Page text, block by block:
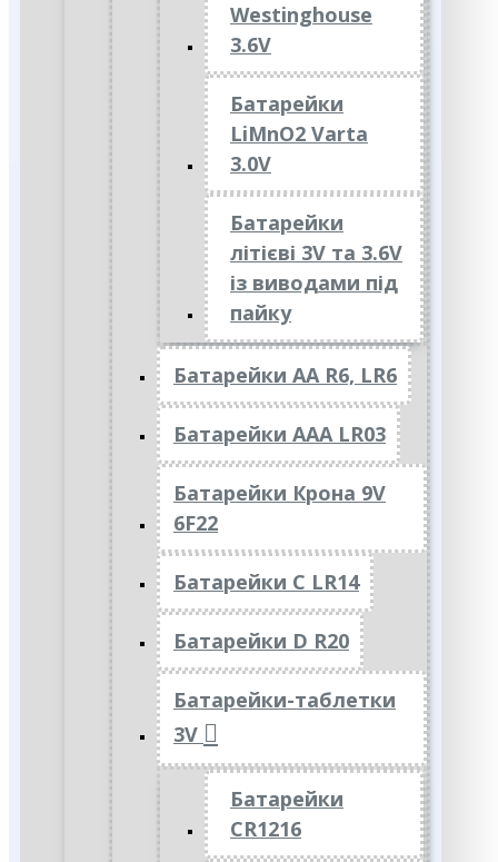
Westinghouse
3.6V
Батарейки
LiMnO2 Varta
3.0V
Батарейки
літієві 3V та 3.6V
із виводами під
пайку
Батарейки АА R6, LR6
Батарейки АAА LR03
Батарейки Крона 9V
6F22
Батарейки C LR14
Батарейки D R20
Батарейки-таблетки
3V
Батарейки
CR1216